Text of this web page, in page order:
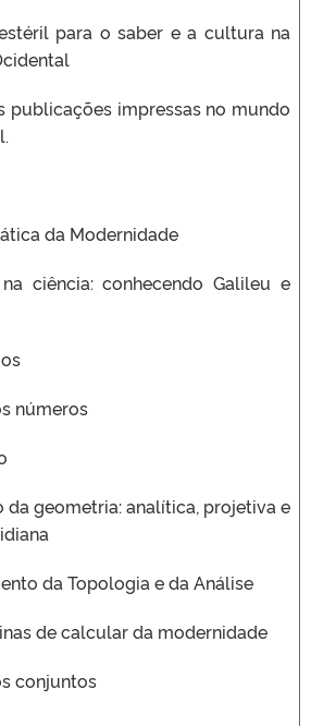
para o saber e a cultura na
publicações impressas no mundo
da Modernidade
ciência: conhecendo Galileu e
números
da geometria: analítica, projetiva e
da Topologia e da Análise
de calcular da modernidade
conjuntos